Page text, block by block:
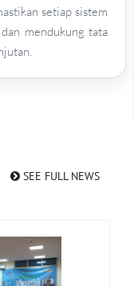
setiap sistem
mendukung tata
SEE FULL NEWS